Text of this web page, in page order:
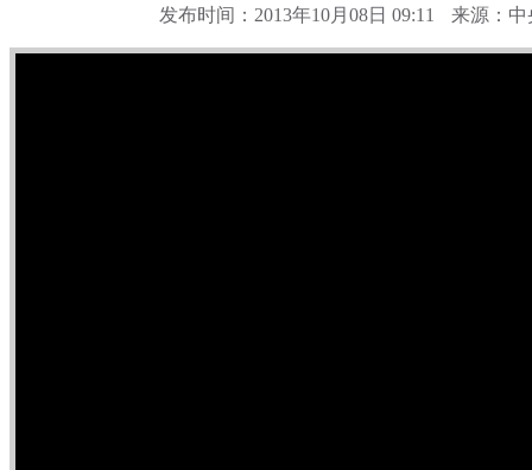
发布时间：2013年10月08日 09:11 来源：中